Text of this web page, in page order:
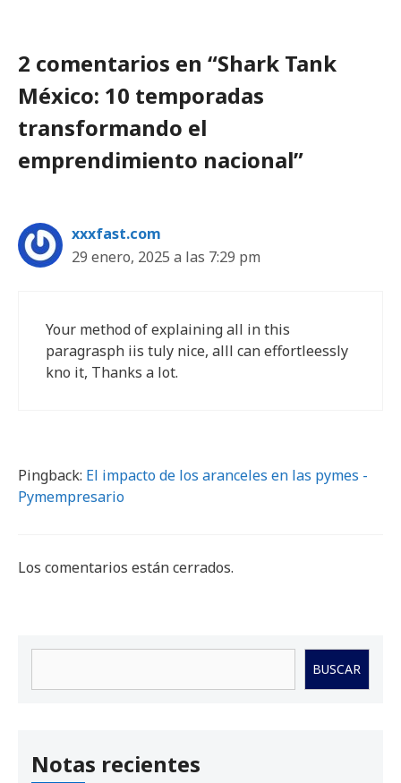
2 comentarios en “Shark Tank
México: 10 temporadas
transformando el
emprendimiento nacional”
xxxfast.com
29 enero, 2025 a las 7:29 pm
Your method of explaining all in this
paragrasph iis tuly nice, alll can effortleessly
kno it, Thanks a lot.
Pingback: El impacto de los aranceles en las pymes -
Pymempresario
Los comentarios están cerrados.
BUSCAR
Notas recientes